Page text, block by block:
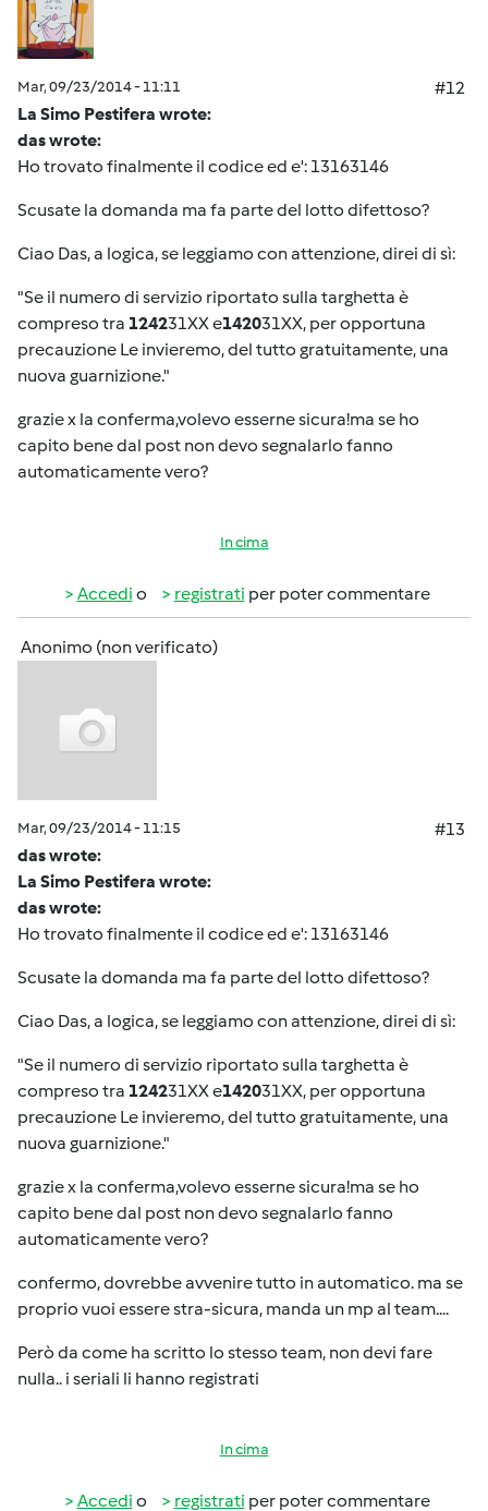
Mar, 09/23/2014 - 11:11
#12
La Simo Pestifera wrote:
das wrote:
Ho trovato finalmente il codice ed e': 13163146
Scusate la domanda ma fa parte del lotto difettoso?
Ciao Das, a logica, se leggiamo con attenzione, direi di sì:
"Se il numero di servizio riportato sulla targhetta è
compreso tra 124231XX e142031XX, per opportuna
precauzione Le invieremo, del tutto gratuitamente, una
nuova guarnizione."
grazie x la conferma,volevo esserne sicura!ma se ho
capito bene dal post non devo segnalarlo fanno
automaticamente vero?
In cima
Accedi o registrati per poter commentare
Anonimo (non verificato)
Mar, 09/23/2014 - 11:15
#13
das wrote:
La Simo Pestifera wrote:
das wrote:
Ho trovato finalmente il codice ed e': 13163146
Scusate la domanda ma fa parte del lotto difettoso?
Ciao Das, a logica, se leggiamo con attenzione, direi di sì:
"Se il numero di servizio riportato sulla targhetta è
compreso tra 124231XX e142031XX, per opportuna
precauzione Le invieremo, del tutto gratuitamente, una
nuova guarnizione."
grazie x la conferma,volevo esserne sicura!ma se ho
capito bene dal post non devo segnalarlo fanno
automaticamente vero?
confermo, dovrebbe avvenire tutto in automatico. ma se
proprio vuoi essere stra-sicura, manda un mp al team....
Però da come ha scritto lo stesso team, non devi fare
nulla.. i seriali li hanno registrati
In cima
Accedi o registrati per poter commentare